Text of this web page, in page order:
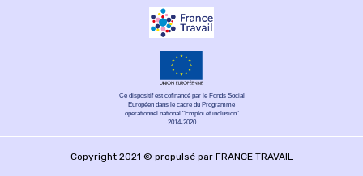
Ce dispositif est cofinancé par le Fonds Social
Européen dans le cadre du Programme
opérationnel national "Emploi et inclusion"
2014-2020
Copyright 2021 © propulsé par FRANCE TRAVAIL